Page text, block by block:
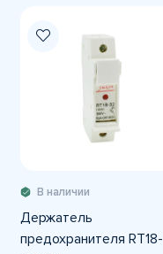
В наличии
Держатель
предохранителя RT18-